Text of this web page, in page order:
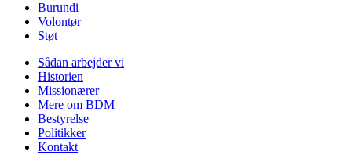
Burundi
Volontør
Støt
Sådan arbejder vi
Historien
Missionærer
Mere om BDM
Bestyrelse
Politikker
Kontakt